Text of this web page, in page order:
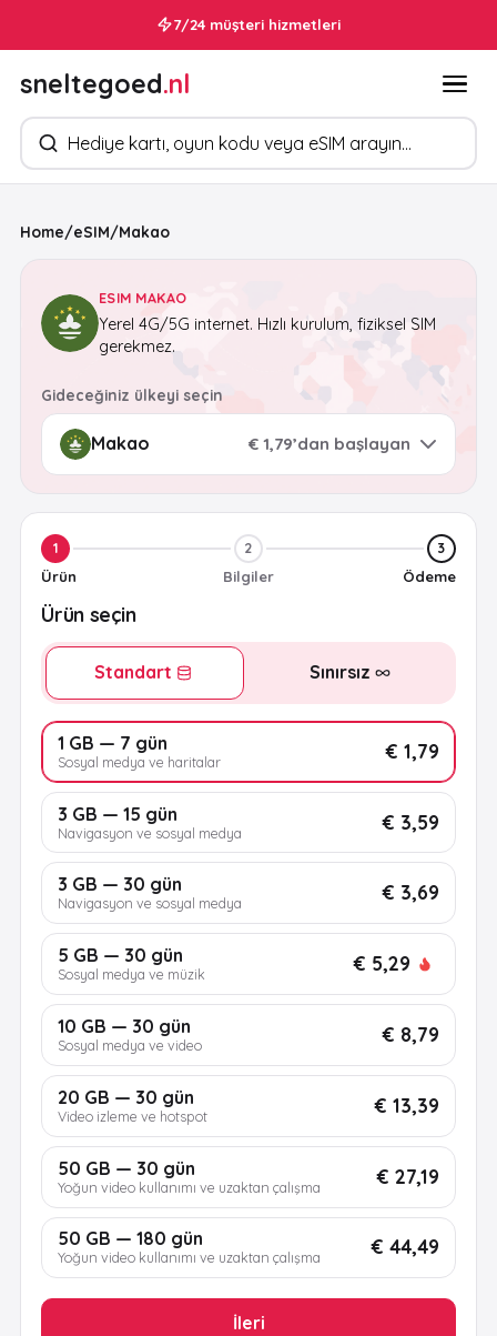
7/24 müşteri hizmetleri
sneltegoed.nl
Ürün arayın
Home/eSIM/Makao
ESIM MAKAO
Yerel 4G/5G internet. Hızlı kurulum, fiziksel SIM
gerekmez.
Gideceğiniz ülkeyi seçin
€ 1,79’dan başlayan
1
Ürün
2
Bilgiler
3
Ödeme
Ürün seçin
Standart Sınırsız
1 GB — 7 gün
Sosyal medya ve haritalar € 1,79
3 GB — 15 gün
Navigasyon ve sosyal medya € 3,59
3 GB — 30 gün
Navigasyon ve sosyal medya € 3,69
5 GB — 30 gün
Sosyal medya ve müzik € 5,29
10 GB — 30 gün
Sosyal medya ve video € 8,79
20 GB — 30 gün
Video izleme ve hotspot € 13,39
50 GB — 30 gün
Yoğun video kullanımı ve uzaktan çalışma € 27,19
50 GB — 180 gün
Yoğun video kullanımı ve uzaktan çalışma € 44,49
İleri